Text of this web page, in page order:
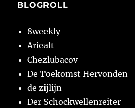
BLOGROLL
8weekly
Ariealt
Chezlubacov
De Toekomst Hervonden
de zijlijn
Der Schockwellenreiter